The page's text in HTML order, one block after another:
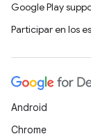
Google Play
Participar en los
Android
Chrome